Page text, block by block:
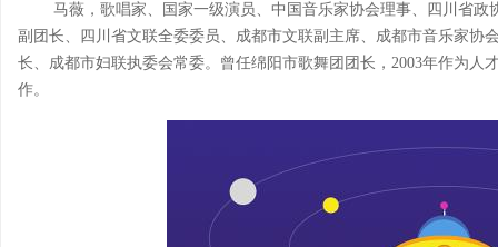
马薇，歌唱家、国家一级演员、中国音乐家协会理事、四川省
副团长、四川省文联全委委员、成都市文联副主席、成都市音乐家协
长、成都市妇联执委会常委。曾任绵阳市歌舞团团长，2003年作为人
作。